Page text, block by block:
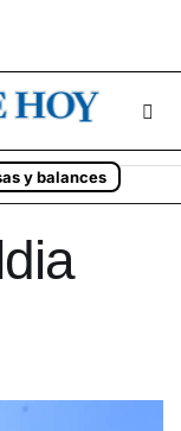
y balances